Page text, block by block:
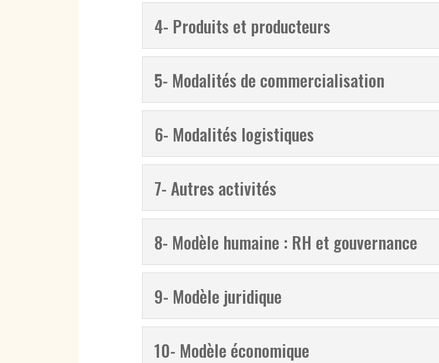
4- Produits et producteurs
5- Modalités de commercialisation
6- Modalités logistiques
7- Autres activités
8- Modèle humaine : RH et gouvernance
9- Modèle juridique
10- Modèle économique